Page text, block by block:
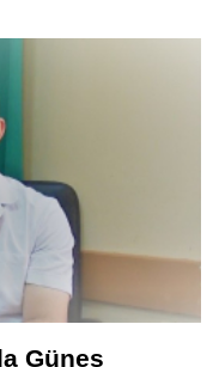
Kadir Gecesi
16
Güneş